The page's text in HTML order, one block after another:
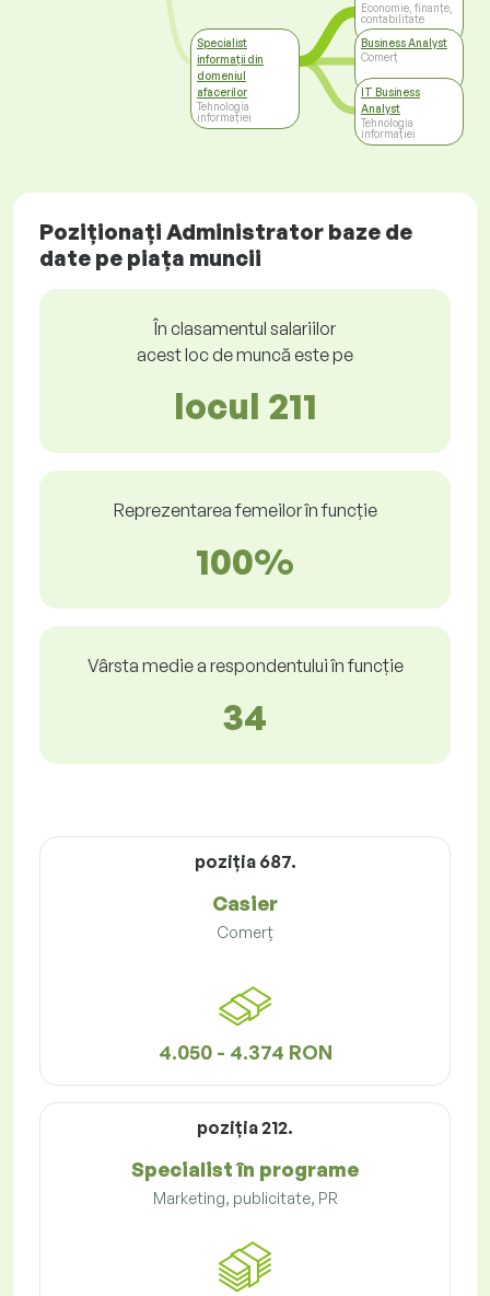
Specialist
informații din
domeniul
afacerilor
Tehnologia
informației
Economie, finanțe,
contabilitate
Business Analyst
Comerț
IT Business
Analyst
Tehnologia
informației
Poziționați Administrator baze de
date pe piața muncii
În clasamentul salariilor
acest loc de muncă este pe
locul 211
Reprezentarea femeilor în funcție
100%
Vârsta medie a respondentului în funcție
34
poziţia 687.
Casier
Comerț
4.050 - 4.374 RON
poziţia 212.
Specialist în programe
Marketing, publicitate, PR